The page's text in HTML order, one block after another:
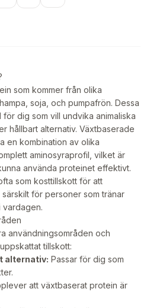
som kommer från olika
soja, och pumpafrön. Dessa
dig som vill undvika animaliska
hållbart alternativ. Växtbaserade
en kombination av olika
aminosyraprofil, vilket är
använda proteinet effektivt.
som kosttillskott för att
för personer som tränar
användningsområden och
tillskott:
alternativ: Passar för dig som
att växtbaserat protein är